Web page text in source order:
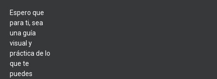
Espero que
para ti, sea
una guía
visual y
práctica de lo
que te
puedes